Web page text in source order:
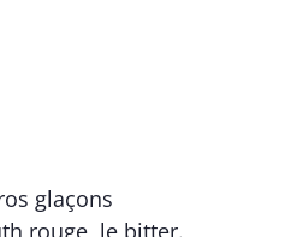
glaçons
rouge, le bitter.